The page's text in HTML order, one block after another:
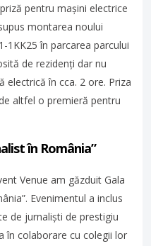
pentru mașini electrice
montarea noului
1KK25 în parcarea parcului
de rezidenți dar nu
electrică în cca. 2 ore. Priza
altfel o premieră pentru
în România”
Venue am găzduit Gala
Evenimentul a inclus
de jurnaliști de prestigiu
în colaborare cu colegii lor